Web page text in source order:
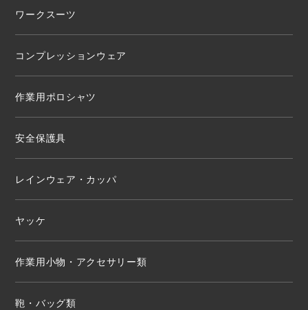
ワークスーツ
コンプレッションウェア
作業用ポロシャツ
安全保護具
レインウェア・カッパ
ヤッケ
作業用小物・アクセサリー類
鞄・バッグ類